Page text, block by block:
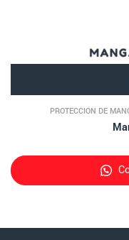
PROTECCIÓN DE